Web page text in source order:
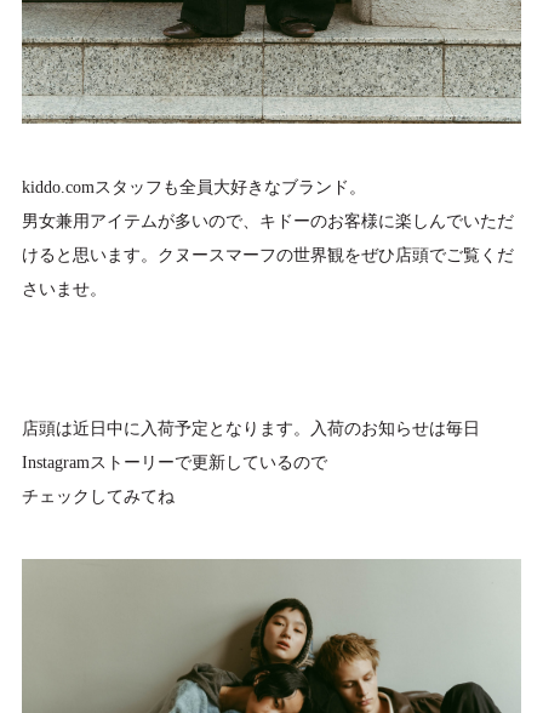
kiddo.comスタッフも全員大好きなブランド。
男女兼用アイテムが多いので、キドーのお客様に楽しんでいただ
けると思います。クヌースマーフの世界観をぜひ店頭でご覧くだ
さいませ。
店頭は近日中に入荷予定となります。入荷のお知らせは毎日
Instagramストーリーで更新しているので
チェックしてみてね